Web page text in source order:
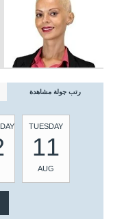
رتب جولة مشاهدة
TUESDAY
11
AUG